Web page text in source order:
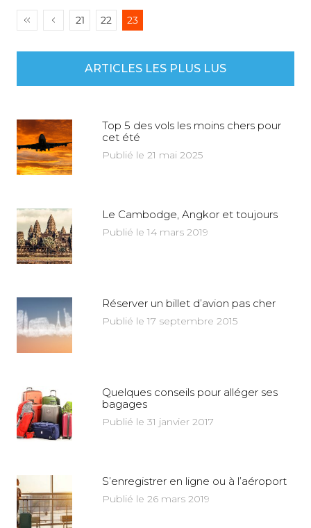
21 22 23
ARTICLES LES PLUS LUS
Top 5 des vols les moins chers pour
cet été
Publié le 21 mai 2025
Le Cambodge, Angkor et toujours
Publié le 14 mars 2019
Réserver un billet d’avion pas cher
Publié le 17 septembre 2015
Quelques conseils pour alléger ses
bagages
Publié le 31 janvier 2017
S’enregistrer en ligne ou à l’aéroport
Publié le 26 mars 2019